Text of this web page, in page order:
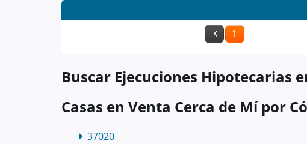
1
Buscar Ejecuciones Hipotecarias
Casas en Venta Cerca de Mí por
37020